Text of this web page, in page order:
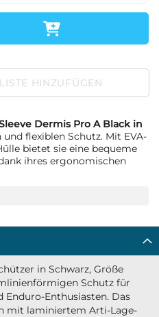
HINZUFÜGEN
Dermis Pro A Black in
flexiblen Schutz. Mit EVA-
bietet sie eine bequeme
ihres ergonomischen
in Schwarz, Größe
Schutz für
Enduro-Enthusiasten. Das
mit laminiertem Arti-Lage-